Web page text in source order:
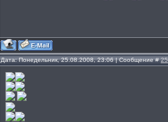
Дата: Понедельник, 25.08.2008, 23:06 | Сообщение #25